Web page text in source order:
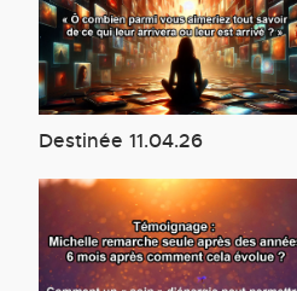
Destinée 11.04.26